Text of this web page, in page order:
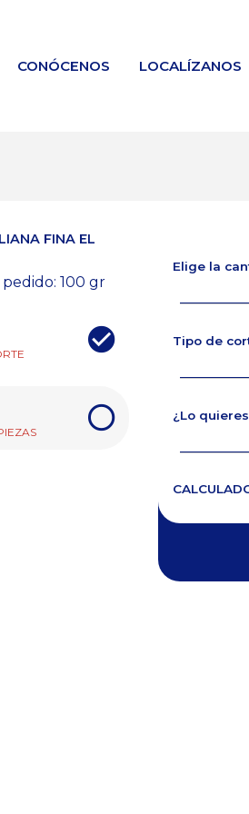
CONÓCENOS LOCALÍZANOS
FINA EL
100 gr
Elige la
Tipo de
¿Lo